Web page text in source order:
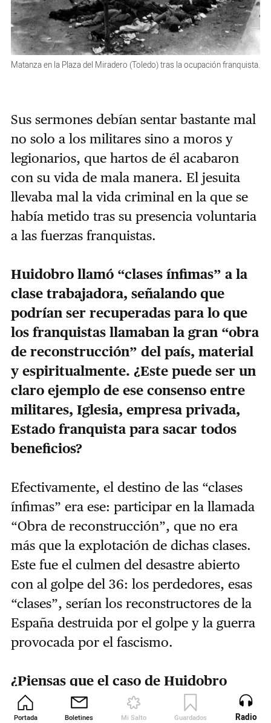
Portada Boletines Mi Salto Guardados Revista
Matanza en la Plaza del Miradero (Toledo) tras la ocupación franquista.
Sus sermones debían sentar bastante mal
no solo a los militares sino a moros y
legionarios, que hartos de él acabaron
con su vida de mala manera. El jesuita
llevaba mal la vida criminal en la que se
había metido tras su presencia voluntaria
a las fuerzas franquistas.
Huidobro llamó “clases ínfimas” a la
clase trabajadora, señalando que
podrían ser recuperadas para lo que
los franquistas llamaban la gran “obra
de reconstrucción” del país, material
y espiritualmente. ¿Este puede ser un
claro ejemplo de ese consenso entre
militares, Iglesia, empresa privada,
Estado franquista para sacar todos
beneficios?
Efectivamente, el destino de las “clases
ínfimas” era ese: participar en la llamada
“Obra de reconstrucción”, que no era
más que la explotación de dichas clases.
Este fue el culmen del desastre abierto
con al golpe del 36: los perdedores, esas
“clases”, serían los reconstructores de la
España destruida por el golpe y la guerra
provocada por el fascismo.
¿Piensas que el caso de Huidobro
tiene alguna similitud con la figura de
D. César Lozano Cambero, párroco de
Radio